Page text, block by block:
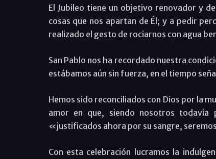
El Jubileo tiene un objetivo renovador y
cosas que nos apartan de Él; y a pedir
realizado el gesto de rociarnos con agua
San Pablo nos ha recordado nuestra
estábamos aún sin fuerza, en el tiempo
Hemos sido reconciliados con Dios por la
amor en que, siendo nosotros
«justificados ahora por su sangre,
Con esta celebración lucramos la